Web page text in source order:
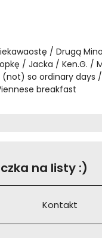
Drugą
Jacka Ken.G.
(not) so ordinary days
breakfast
na listy :)
Kontakt